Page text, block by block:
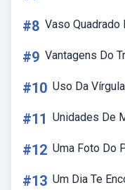
#8 Vaso Quadrado
#9 Vantagens Do
#10 Uso Da
#11 Unidades De
#12 Uma Foto Do
#13 Um Dia Te